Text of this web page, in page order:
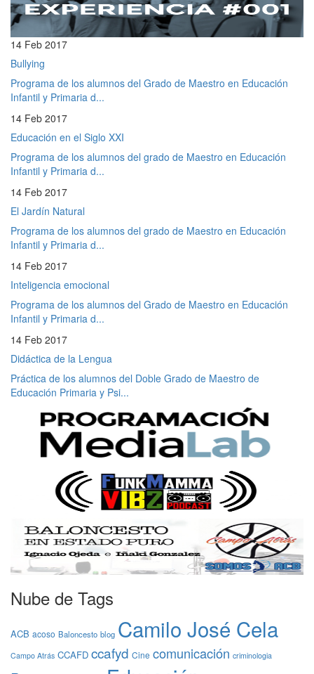
14 Feb 2017
Bullying
Programa de los alumnos del Grado de Maestro en Educación
Infantil y Primaria d...
14 Feb 2017
Educación en el Siglo XXI
Programa de los alumnos del grado de Maestro en Educación
Infantil y Primaria d...
14 Feb 2017
El Jardín Natural
Programa de los alumnos del grado de Maestro en Educación
Infantil y Primaria d...
14 Feb 2017
Inteligencia emocional
Programa de los alumnos del Grado de Maestro en Educación
Infantil y Primaria d...
14 Feb 2017
Didáctica de la Lengua
Práctica de los alumnos del Doble Grado de Maestro de
Educación Primaria y Psi...
Nube de Tags
ACB acoso Baloncesto blog Camilo José Cela
Campo Atrás CCAFD ccafyd Cine comunicación criminologia